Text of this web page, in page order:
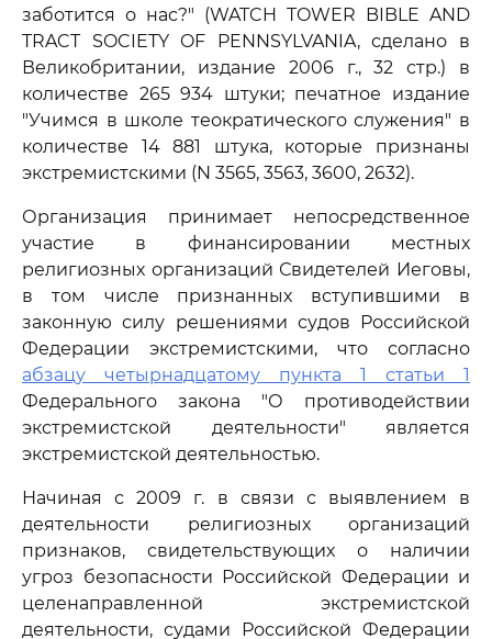
заботится о нас?" (WATCH TOWER BIBLE AND
TRACT SOCIETY OF PENNSYLVANIA, сделано в
Великобритании, издание 2006 г., 32 стр.) в
количестве 265 934 штуки; печатное издание
"Учимся в школе теократического служения" в
количестве 14 881 штука, которые признаны
экстремистскими (N 3565, 3563, 3600, 2632).
Организация принимает непосредственное
участие в финансировании местных
религиозных организаций Свидетелей Иеговы,
в том числе признанных вступившими в
законную силу решениями судов Российской
Федерации экстремистскими, что согласно
абзацу четырнадцатому пункта 1 статьи 1
Федерального закона "О противодействии
экстремистской деятельности" является
экстремистской деятельностью.
Начиная с 2009 г. в связи с выявлением в
деятельности религиозных организаций
признаков, свидетельствующих о наличии
угроз безопасности Российской Федерации и
целенаправленной экстремистской
деятельности, судами Российской Федерации